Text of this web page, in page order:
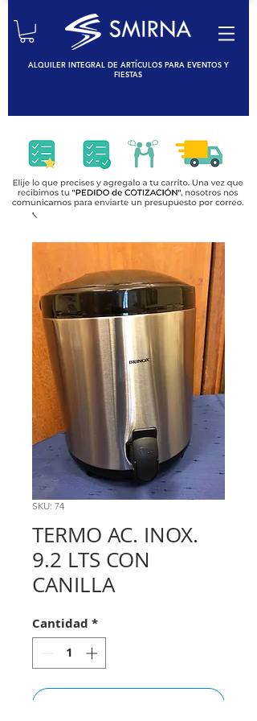
ALQUILER INTEGRAL DE ARTÍCULOS PARA EVENTOS Y
FIESTAS
SKU: 74
TERMO AC. INOX.
9.2 LTS CON
CANILLA
Cantidad *